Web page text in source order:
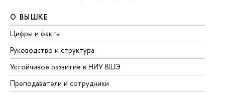
О ВЫШКЕ
Цифры и факты
Руководство и структура
Устойчивое развитие в НИУ ВШЭ
Преподаватели и сотрудники